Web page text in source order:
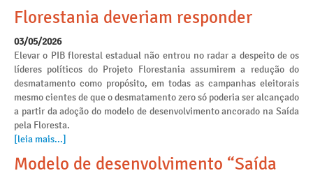
Florestania deveriam responder
03/05/2026
Elevar o PIB florestal estadual não entrou no radar a despeito de os
líderes políticos do Projeto Florestania assumirem a redução do
desmatamento como propósito, em todas as campanhas eleitorais
mesmo cientes de que o desmatamento zero só poderia ser alcançado
a partir da adoção do modelo de desenvolvimento ancorado na Saída
pela Floresta.
[leia mais...]
Modelo de desenvolvimento “Saída